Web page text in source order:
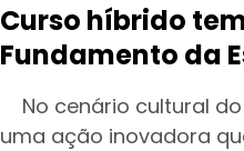
Curso híbrido
Fundamento da
No cenário cultural do
uma ação inovadora